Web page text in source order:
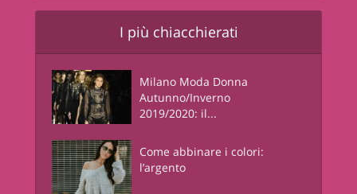
I più chiacchierati
Milano Moda Donna
Autunno/Inverno
2019/2020: il...
Come abbinare i colori:
l’argento